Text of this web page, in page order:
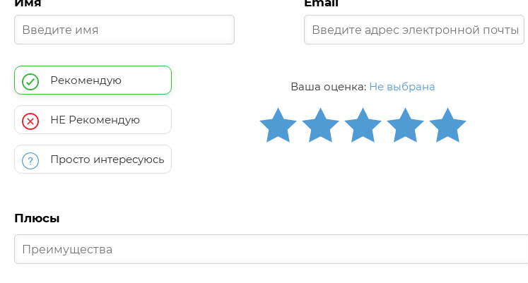
Рекомендую
НЕ Рекомендую
Просто интересуюсь
Ваша оценка: Не выбрана
Плюсы